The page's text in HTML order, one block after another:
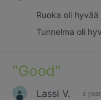
Ruoka oli
Tunnelma oli
"Good"
Lassi V. a